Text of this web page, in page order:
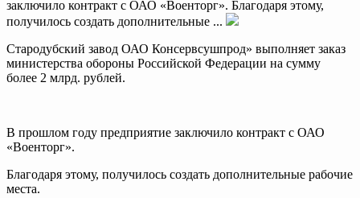
заключило контракт с ОАО «Военторг». Благодаря этому,
получилось создать дополнительные ...
Стародубский завод ОАО Консервсушпрод» выполняет заказ
министерства обороны Российской Федерации на сумму
более 2 млрд. рублей.
В прошлом году предприятие заключило контракт с ОАО
«Военторг».
Благодаря этому, получилось создать дополнительные рабочие
места.